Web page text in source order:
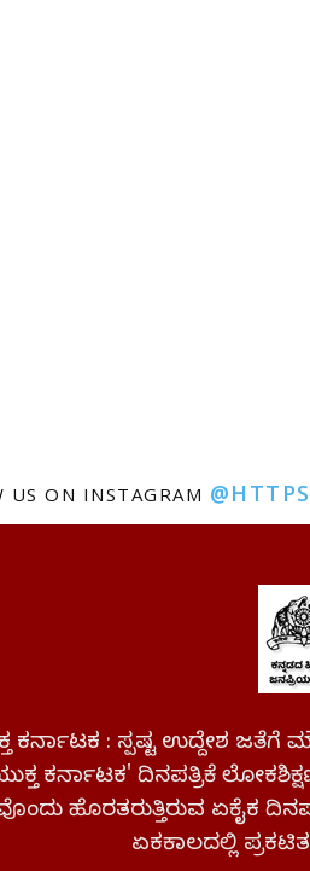
US ON INSTAGRAM
ಕರ್ನಾಟಕ : ಸ್ಪಷ್ಟ ಉದ್ದೇಶ
ಕರ್ನಾಟಕ' ದಿನಪತ್ರಿಕೆ
ಹೊರತರುತ್ತಿರುವ ಏಕೈಕ
ಏಕಕಾಲದಲ್ಲಿ